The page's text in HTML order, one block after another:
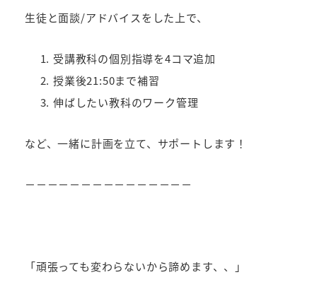
生徒と面談/アドバイスをした上で、
受講教科の個別指導を4コマ追加
授業後21:50まで補習
伸ばしたい教科のワーク管理
など、一緒に計画を立て、サポートします！
－－－－－－－－－－－－－－－
「頑張っても変わらないから諦めます、、」